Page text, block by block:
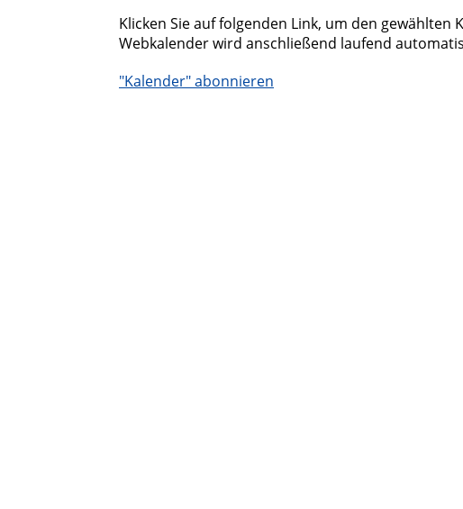
Klicken Sie auf folgenden Link, um den
Webkalender wird anschließend laufend
"Kalender" abonnieren